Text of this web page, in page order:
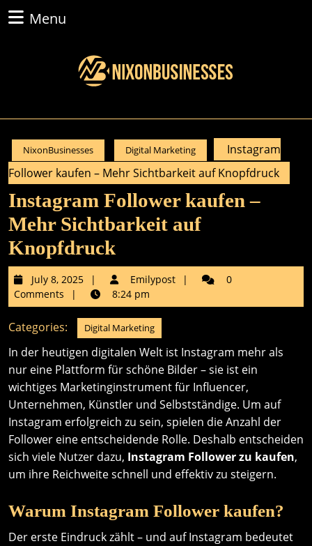
Skip
to
Menu
NixonBusinesses Digital Marketing
Instagram
Follower kaufen – Mehr Sichtbarkeit auf Knopfdruck
Instagram Follower kaufen –
Mehr Sichtbarkeit auf
Knopfdruck
July 8, 2025
July
8,
2025
Emilypost Emilypost
0
Comments
8:24 pm
Categories: Digital Marketing
In der heutigen digitalen Welt ist Instagram mehr als
nur eine Plattform für schöne Bilder – sie ist ein
wichtiges Marketinginstrument für Influencer,
Unternehmen, Künstler und Selbstständige. Um auf
Instagram erfolgreich zu sein, spielen die Anzahl der
Follower eine entscheidende Rolle. Deshalb entscheiden
sich viele Nutzer dazu, Instagram Follower zu kaufen,
um ihre Reichweite schnell und effektiv zu steigern.
Warum Instagram Follower kaufen?
Der erste Eindruck zählt – und auf Instagram bedeutet